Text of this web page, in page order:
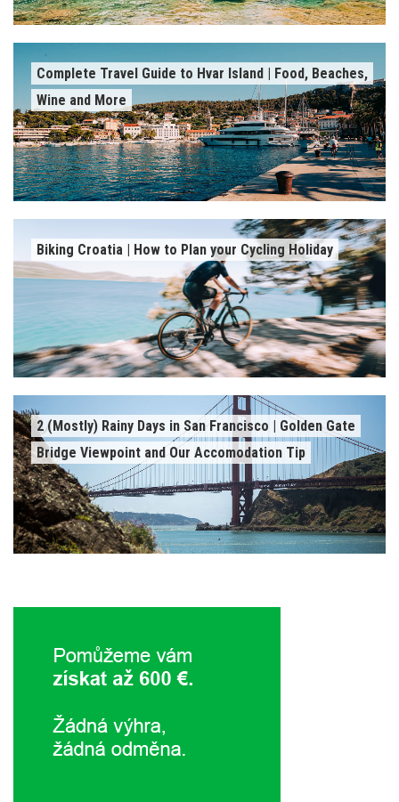
Complete Travel Guide to Hvar Island | Food, Beaches,
Wine and More
Biking Croatia | How to Plan your Cycling Holiday
2 (Mostly) Rainy Days in San Francisco | Golden Gate
Bridge Viewpoint and Our Accomodation Tip